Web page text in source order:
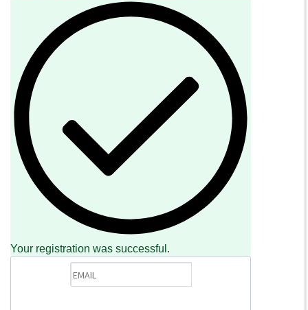
NEWSLETTER
Iscriviti alla nostra newsletter
INFORMAZIONI
Chi Siamo
Punto Vendita
Condizioni Di Vendita
Domande Comuni
Ritiro merce in sede
Your registration was successful.